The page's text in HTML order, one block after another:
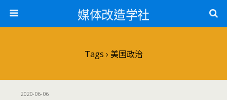
媒体改造学社
Tags › 美国政治
2020-06-06